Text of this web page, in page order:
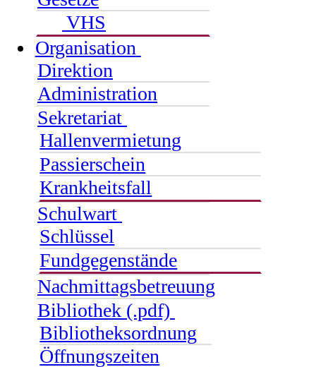
VHS
Organisation
Direktion
Administration
Sekretariat
Hallenvermietung
Passierschein
Krankheitsfall
Schulwart
Schlüssel
Fundgegenstände
Nachmittagsbetreuung
Bibliothek (.pdf)
Bibliotheksordnung
Öffnungszeiten